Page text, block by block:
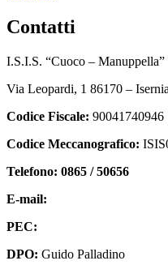
contatti
I.S.I.S. “Cuoco – Manuppella”
Via Leopardi, 1 86170 – Isernia
Codice Fiscale: 90041740946
Codice Meccanografico:
Telefono: 0865 / 50656
E-mail:
PEC:
DPO: Guido Palladino